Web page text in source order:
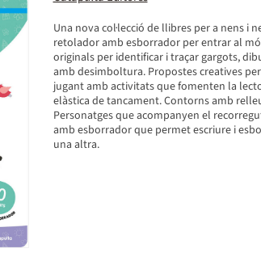
Una nova col·lecció de llibres per a nens i
retolador amb esborrador per entrar al
originals per identificar i traçar gargots,
amb desimboltura. Propostes creatives
jugant amb activitats que fomenten la
elàstica de tancament. Contorns amb
Personatges que acompanyen el
amb esborrador que permet escriure i
una altra.